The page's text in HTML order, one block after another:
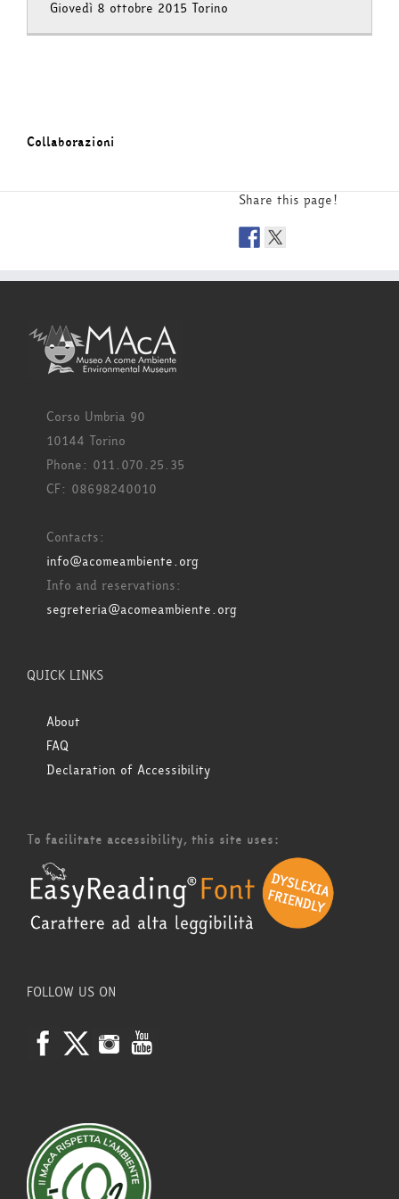
Giovedì 8 ottobre 2015 Torino
Collaborazioni
Share this page!
Corso Umbria 90
10144 Torino
Phone: 011.070.25.35
CF: 08698240010
Contacts:
info@acomeambiente.org
Info and reservations:
segreteria@acomeambiente.org
QUICK LINKS
About
FAQ
Declaration of Accessibility
To facilitate accessibility, this site uses:
FOLLOW US ON